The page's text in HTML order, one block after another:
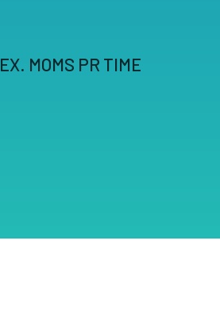
EX. MOMS PR TIME